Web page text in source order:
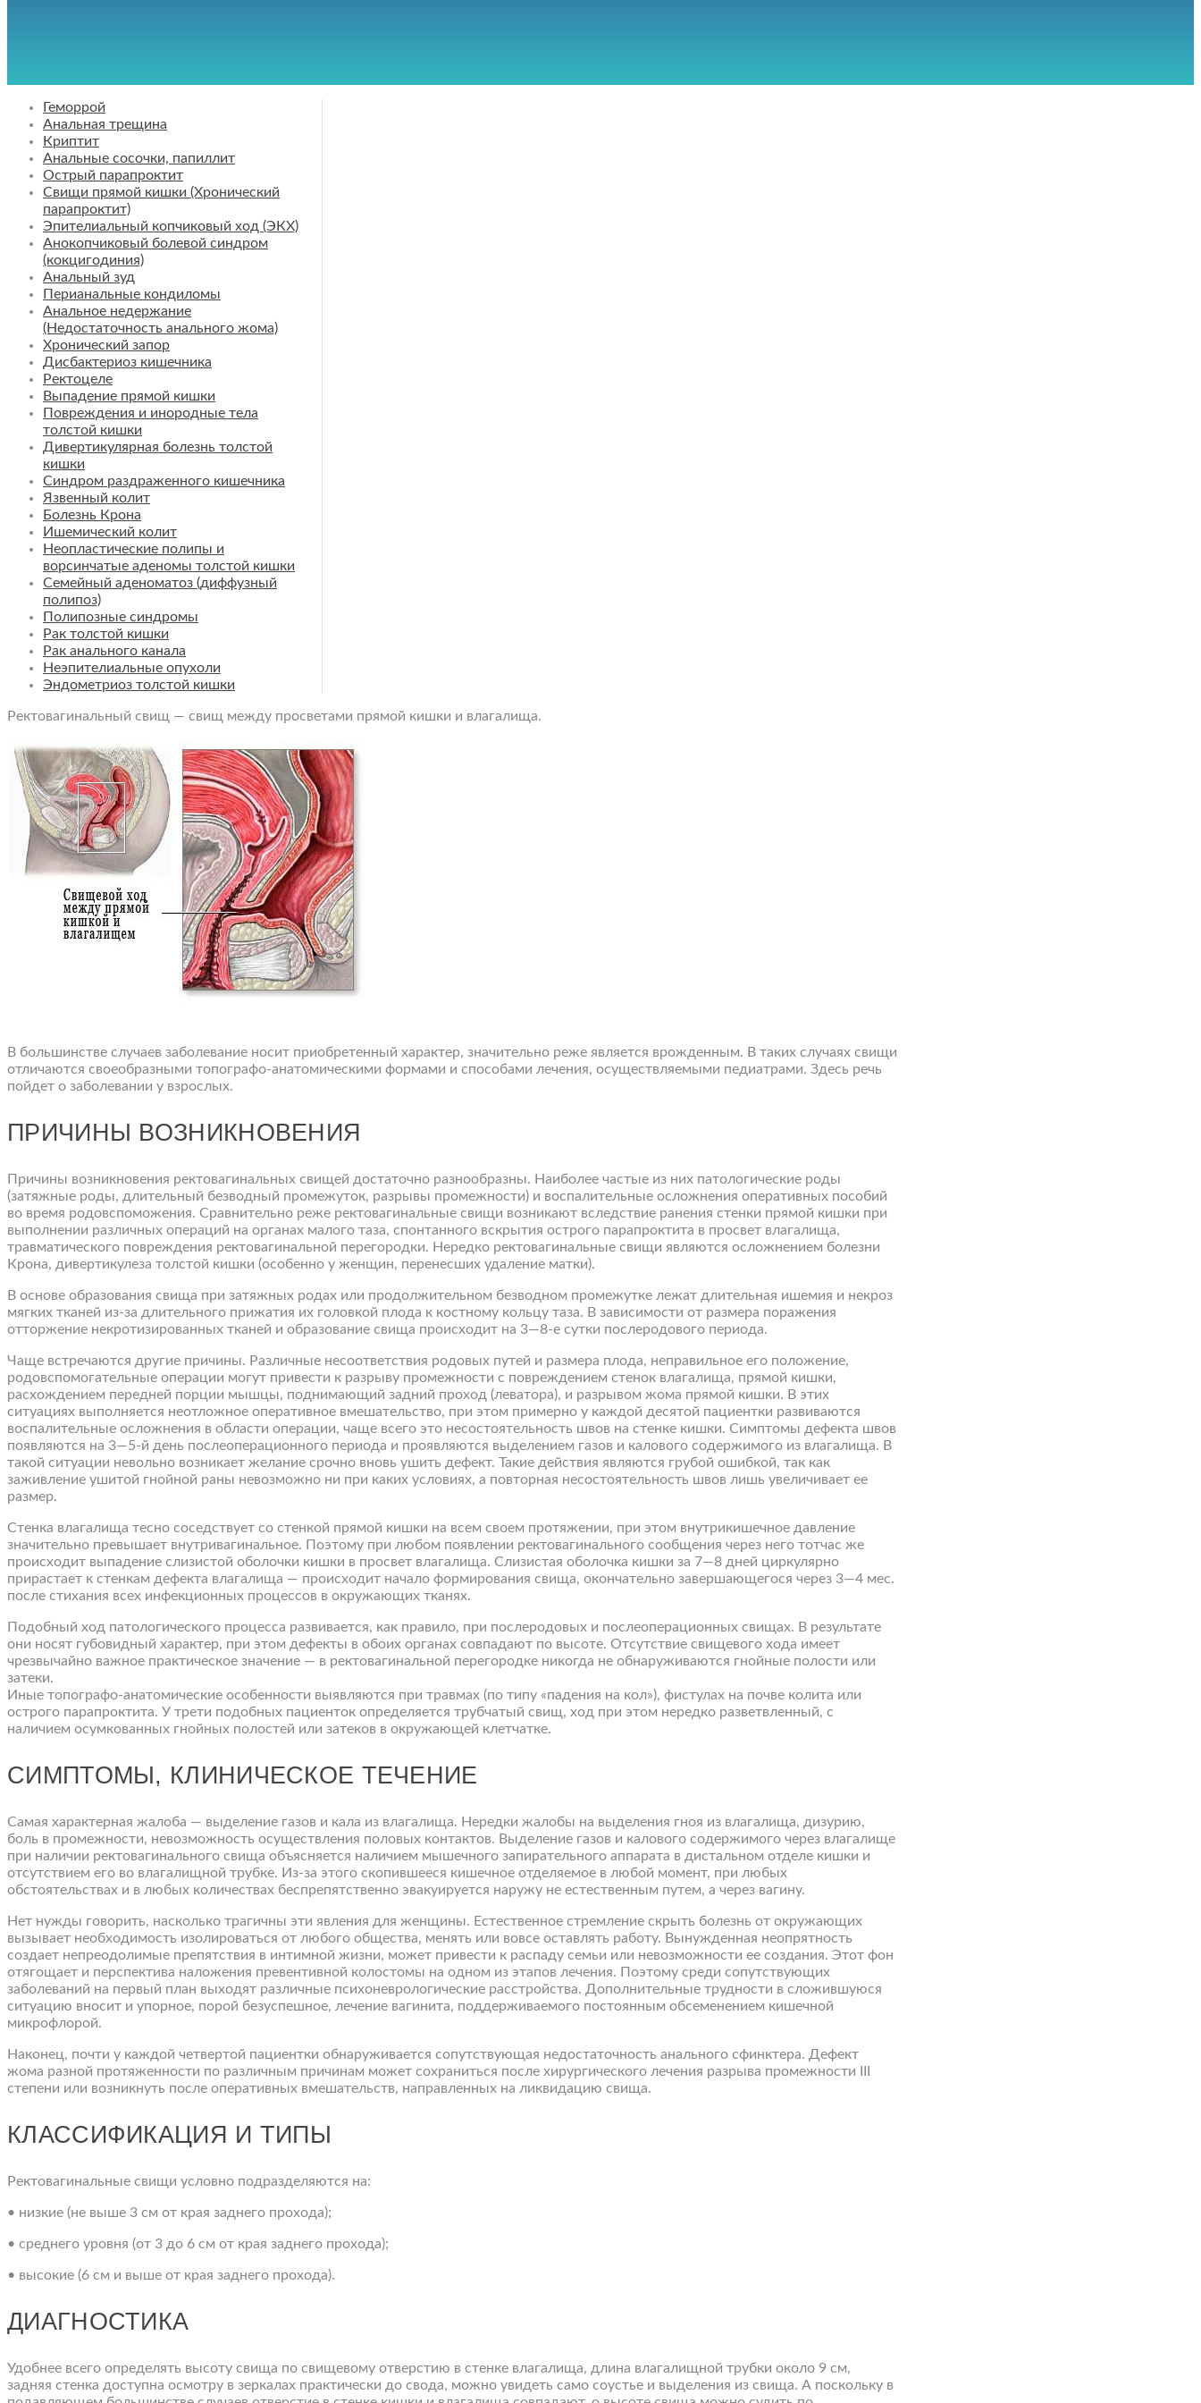
Геморрой
Анальная трещина
Криптит
Анальные сосочки, папиллит
Острый парапроктит
Свищи прямой кишки (Хронический
парапроктит)
Эпителиальный копчиковый ход (ЭКХ)
Анокопчиковый болевой синдром
(кокцигодиния)
Анальный зуд
Перианальные кондиломы
Анальное недержание
(Недостаточность анального жома)
Хронический запор
Дисбактериоз кишечника
Ректоцеле
Выпадение прямой кишки
Повреждения и инородные тела
толстой кишки
Дивертикулярная болезнь толстой
кишки
Синдром раздраженного кишечника
Язвенный колит
Болезнь Крона
Ишемический колит
Неопластические полипы и
ворсинчатые аденомы толстой кишки
Семейный аденоматоз (диффузный
полипоз)
Полипозные синдромы
Рак толстой кишки
Рак анального канала
Неэпителиальные опухоли
Эндометриоз толстой кишки
Ректовагинальный свищ — свищ между просветами прямой кишки и влагалища.
В большинстве случаев заболевание носит приобретенный характер, значительно реже является врожденным. В таких случаях свищи
отличаются своеобразными топографо-анатомическими формами и способами лечения, осуществляемыми педиатрами. Здесь речь
пойдет о заболевании у взрослых.
ПРИЧИНЫ ВОЗНИКНОВЕНИЯ
Причины возникновения ректовагинальных свищей достаточно разнообразны. Наиболее частые из них патологические роды
(затяжные роды, длительный безводный промежуток, разрывы промежности) и воспалительные осложнения оперативных пособий
во время родовспоможения. Сравнительно реже ректовагинальные свищи возникают вследствие ранения стенки прямой кишки при
выполнении различных операций на органах малого таза, спонтанного вскрытия острого парапроктита в просвет влагалища,
травматического повреждения ректовагинальной перегородки. Нередко ректовагинальные свищи являются осложнением болезни
Крона, дивертикулеза толстой кишки (особенно у женщин, перенесших удаление матки).
В основе образования свища при затяжных родах или продолжительном безводном промежутке лежат длительная ишемия и некроз
мягких тканей из-за длительного прижатия их головкой плода к костному кольцу таза. В зависимости от размера поражения
отторжение некротизированных тканей и образование свища происходит на 3—8-е сутки послеродового периода.
Чаще встречаются другие причины. Различные несоответствия родовых путей и размера плода, неправильное его положение,
родовспомогательные операции могут привести к разрыву промежности с повреждением стенок влагалища, прямой кишки,
расхождением передней порции мышцы, поднимающий задний проход (леватора), и разрывом жома прямой кишки. В этих
ситуациях выполняется неотложное оперативное вмешательство, при этом примерно у каждой десятой пациентки развиваются
воспалительные осложнения в области операции, чаще всего это несостоятельность швов на стенке кишки. Симптомы дефекта швов
появляются на 3—5-й день послеоперационного периода и проявляются выделением газов и калового содержимого из влагалища. В
такой ситуации невольно возникает желание срочно вновь ушить дефект. Такие действия являются грубой ошибкой, так как
заживление ушитой гнойной раны невозможно ни при каких условиях, а повторная несостоятельность швов лишь увеличивает ее
размер.
Стенка влагалища тесно соседствует со стенкой прямой кишки на всем своем протяжении, при этом внутрикишечное давление
значительно превышает внутривагинальное. Поэтому при любом появлении ректовагинального сообщения через него тотчас же
происходит выпадение слизистой оболочки кишки в просвет влагалища. Слизистая оболочка кишки за 7—8 дней циркулярно
прирастает к стенкам дефекта влагалища — происходит начало формирования свища, окончательно завершающегося через 3—4 мес.
после стихания всех инфекционных процессов в окружающих тканях.
Подобный ход патологического процесса развивается, как правило, при послеродовых и послеоперационных свищах. В результате
они носят губовидный характер, при этом дефекты в обоих органах совпадают по высоте. Отсутствие свищевого хода имеет
чрезвычайно важное практическое значение — в ректовагинальной перегородке никогда не обнаруживаются гнойные полости или
затеки.
Иные топографо-анатомические особенности выявляются при травмах (по типу «падения на кол»), фистулах на почве колита или
острого парапроктита. У трети подобных пациенток определяется трубчатый свищ, ход при этом нередко разветвленный, с
наличием осумкованных гнойных полостей или затеков в окружающей клетчатке.
СИМПТОМЫ, КЛИНИЧЕСКОЕ ТЕЧЕНИЕ
Самая характерная жалоба — выделение газов и кала из влагалища. Нередки жалобы на выделения гноя из влагалища, дизурию,
боль в промежности, невозможность осуществления половых контактов. Выделение газов и калового содержимого через влагалище
при наличии ректовагинального свища объясняется наличием мышечного запирательного аппарата в дистальном отделе кишки и
отсутствием его во влагалищной трубке. Из-за этого скопившееся кишечное отделяемое в любой момент, при любых
обстоятельствах и в любых количествах беспрепятственно эвакуируется наружу не естественным путем, а через вагину.
Нет нужды говорить, насколько трагичны эти явления для женщины. Естественное стремление скрыть болезнь от окружающих
вызывает необходимость изолироваться от любого общества, менять или вовсе оставлять работу. Вынужденная неопрятность
создает непреодолимые препятствия в интимной жизни, может привести к распаду семьи или невозможности ее создания. Этот фон
отягощает и перспектива наложения превентивной колостомы на одном из этапов лечения. Поэтому среди сопутствующих
заболеваний на первый план выходят различные психоневрологические расстройства. Дополнительные трудности в сложившуюся
ситуацию вносит и упорное, порой безуспешное, лечение вагинита, поддерживаемого постоянным обсеменением кишечной
микрофлорой.
Наконец, почти у каждой четвертой пациентки обнаруживается сопутствующая недостаточность анального сфинктера. Дефект
жома разной протяженности по различным причинам может сохраниться после хирургического лечения разрыва промежности III
степени или возникнуть после оперативных вмешательств, направленных на ликвидацию свища.
КЛАССИФИКАЦИЯ И ТИПЫ
Ректовагинальные свищи условно подразделяются на:
• низкие (не выше 3 см от края заднего прохода);
• среднего уровня (от 3 до 6 см от края заднего прохода);
• высокие (6 см и выше от края заднего прохода).
ДИАГНОСТИКА
Удобнее всего определять высоту свища по свищевому отверстию в стенке влагалища, длина влагалищной трубки около 9 см,
задняя стенка доступна осмотру в зеркалах практически до свода, можно увидеть само соустье и выделения из свища. А поскольку в